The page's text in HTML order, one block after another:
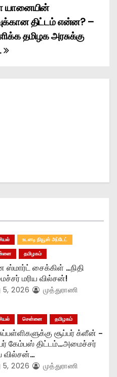
யானையின்
திட்டம் என்ன? –
தமிழக அரசுக்கு
உடனடி நியூஸ் அப்டேட்
தமிழகம்
ஸ்மார்ட் சைக்கிள் …நிதி
மரிய வில்சன்!
5, 2026 முத்துராணி
சென்னை தமிழகம்
சூப்பர் க்ளீன் –
கேம்பஸ் திட்டம்…அமைச்சர்
வில்சன்…
5, 2026 முத்துராணி